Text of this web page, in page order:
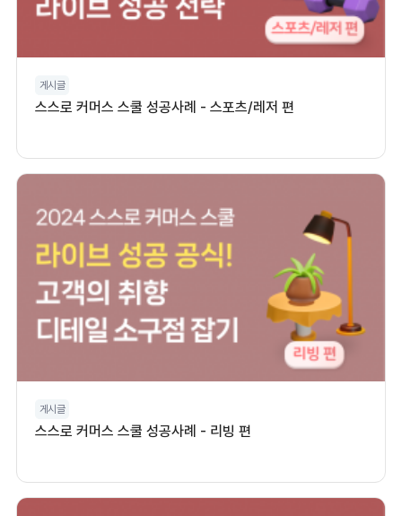
게시글
스스로 커머스 스쿨 성공사례 - 스포츠/레저 편
게시글
스스로 커머스 스쿨 성공사례 - 리빙 편